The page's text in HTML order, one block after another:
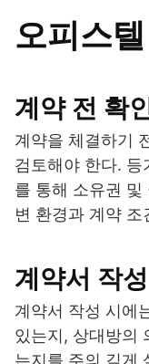
오피스
계약 전 확
계약을 체결하기
검토해야 한다.
를 통해 소유권
변 환경과 계약
계약서 작
계약서 작성 시에
있는지, 상대방의
는지를 주의 깊게